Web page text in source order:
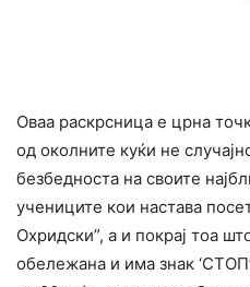
Оваа раскрсница е црна
од околните куќи не
безбедноста на своите
учениците кои настава
Охридски”, а и покрај тоа
обележана и има знак